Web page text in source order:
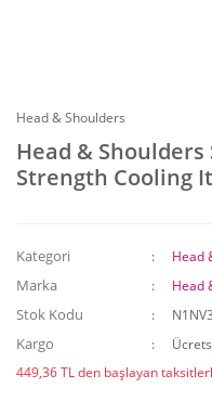
Head & Shoulders
Head &
Strength Cooling
Kategori Head
Marka Head
Stok Kodu
Kargo
449,36 TL den başlayan